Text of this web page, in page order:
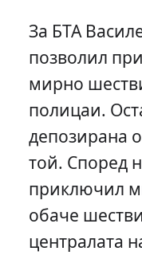
За БТА
позволил
мирно
полицаи.
депозирана
той. Според
приключил
обаче
централата